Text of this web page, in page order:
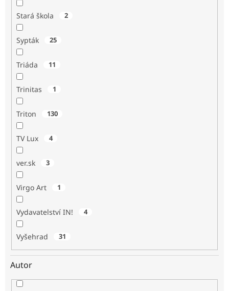
Stará škola 2
Sypták 25
Triáda 11
Trinitas 1
Triton 130
TV Lux 4
ver.sk 3
Virgo Art 1
Vydavatelství IN! 4
Vyšehrad 31
Autor